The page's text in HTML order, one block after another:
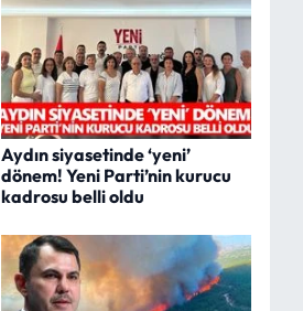
Aydın siyasetinde ‘yeni’
dönem! Yeni Parti’nin kurucu
kadrosu belli oldu